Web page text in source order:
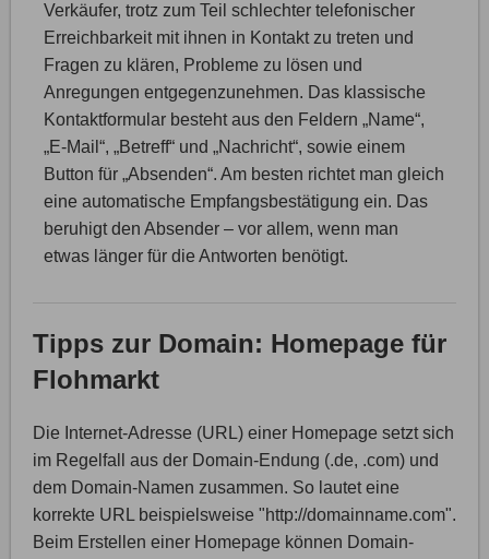
Verkäufer, trotz zum Teil schlechter telefonischer
Erreichbarkeit mit ihnen in Kontakt zu treten und
Fragen zu klären, Probleme zu lösen und
Anregungen entgegenzunehmen. Das klassische
Kontaktformular besteht aus den Feldern „Name“,
„E-Mail“, „Betreff“ und „Nachricht“, sowie einem
Button für „Absenden“. Am besten richtet man gleich
eine automatische Empfangsbestätigung ein. Das
beruhigt den Absender – vor allem, wenn man
etwas länger für die Antworten benötigt.
Tipps zur Domain: Homepage für
Flohmarkt
Die Internet-Adresse (URL) einer Homepage setzt sich
im Regelfall aus der Domain-Endung (.de, .com) und
dem Domain-Namen zusammen. So lautet eine
korrekte URL beispielsweise "http://domainname.com".
Beim Erstellen einer Homepage können Domain-